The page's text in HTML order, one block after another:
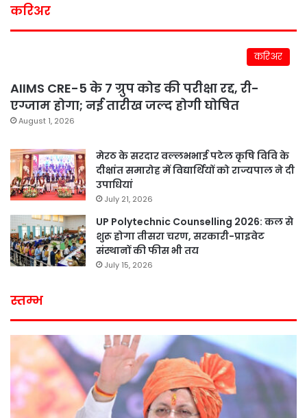
करिअर
करिअर
AIIMS CRE-5 के 7 ग्रुप कोड की परीक्षा रद्द, री-
एग्जाम होगा; नई तारीख जल्द होगी घोषित
August 1, 2026
मेरठ के सरदार वल्लभभाई पटेल कृषि विवि के
दीक्षांत समारोह में विद्यार्थियों को राज्यपाल ने दी
उपाधियां
July 21, 2026
UP Polytechnic Counselling 2026: कल से
शुरू होगा तीसरा चरण, सरकारी-प्राइवेट
संस्थानों की फीस भी तय
July 15, 2026
स्तम्भ